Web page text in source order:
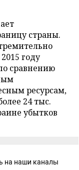
страны.
году
сравнению
ресурсам,
24 тыс.
убытков
на наши каналы